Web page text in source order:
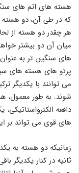
هسته ‌های اتم های
که در طی آن، دو هسته
هر چقدر دو هسته از
میان آن دو بیشتر
‌های سنگین ‌تر به
پرتو های هسته‌ های
می توانند با یکدیگر
شوند. به طور معمول،
دافعه
های قوی می تواند بر
ثانیه در کنار یکدیگر